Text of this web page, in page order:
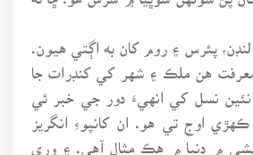
پئرس ۽ روم کان به اڳتي هيون.
معرفت هن ملڪ ۽ شهر کي کنڊرات جا
نسل کي انهيءَ دور جي خبر ئي
اوج تي هو. ان کانپوءِ انگريز
۾ دنيا ۾ هڪ مثال آهي. ۽ وري